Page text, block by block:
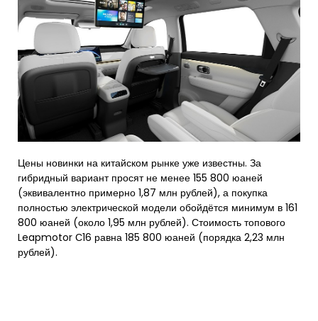
Цены новинки на китайском рынке уже известны. За
гибридный вариант просят не менее 155 800 юаней
(эквивалентно примерно 1,87 млн рублей), а покупка
полностью электрической модели обойдётся минимум в 161
800 юаней (около 1,95 млн рублей). Стоимость топового
Leapmotor С16 равна 185 800 юаней (порядка 2,23 млн
рублей).